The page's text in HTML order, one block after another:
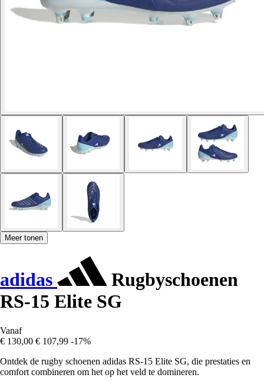
Meer tonen
adidas
Rugbyschoenen
RS-15 Elite SG
Vanaf
€ 130,00 € 107,99 -17%
Ontdek de rugby schoenen adidas RS-15 Elite SG, die prestaties en
comfort combineren om het op het veld te domineren.